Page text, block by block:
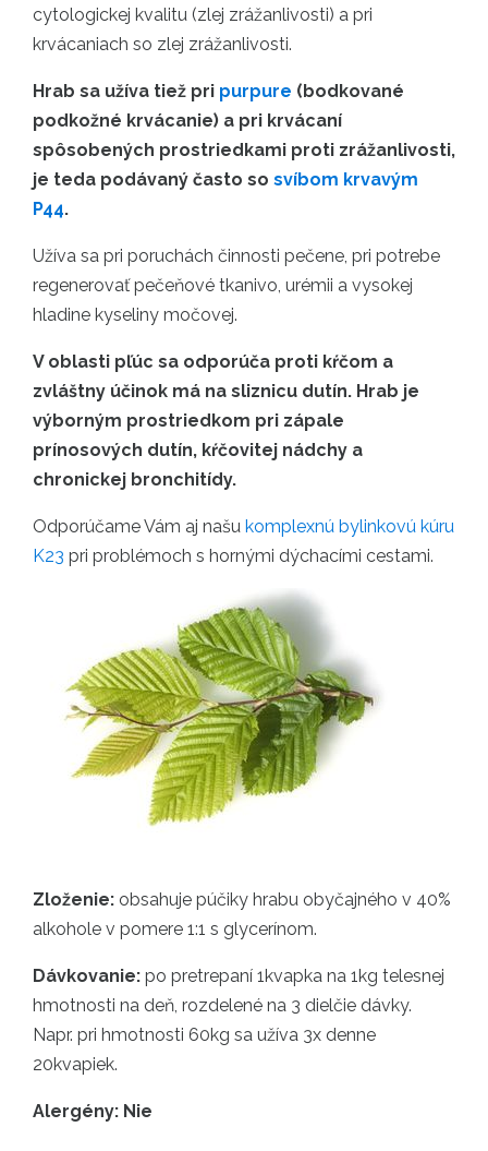
cytologickej kvalitu (zlej zrážanlivosti) a pri
krvácaniach so zlej zrážanlivosti.
Hrab sa užíva tiež pri purpure (bodkované
podkožné krvácanie) a pri krvácaní
spôsobených prostriedkami proti zrážanlivosti,
je teda podávaný často so svíbom krvavým
P44.
Užíva sa pri poruchách činnosti pečene, pri potrebe
regenerovať pečeňové tkanivo, urémii a vysokej
hladine kyseliny močovej.
V oblasti pľúc sa odporúča proti kŕčom a
zvláštny účinok má na sliznicu dutín. Hrab je
výborným prostriedkom pri zápale
prínosových dutín, kŕčovitej nádchy a
chronickej bronchitídy.
Odporúčame Vám aj našu komplexnú bylinkovú kúru
K23 pri problémoch s hornými dýchacími cestami.
Zloženie: obsahuje púčiky hrabu obyčajného v 40%
alkohole v pomere 1:1 s glycerínom.
Dávkovanie: po pretrepaní 1kvapka na 1kg telesnej
hmotnosti na deň, rozdelené na 3 dielčie dávky.
Napr. pri hmotnosti 60kg sa užíva 3x denne
20kvapiek.
Alergény: Nie